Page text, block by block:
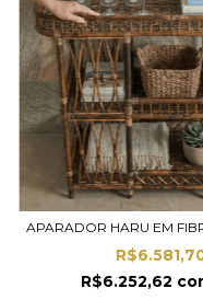
APARADOR HARU EM
R$6.252,62